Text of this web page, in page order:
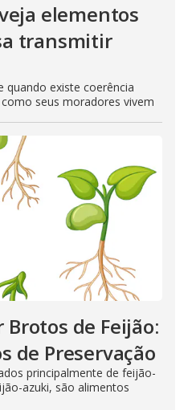
elementos
transmitir
quando existe coerência
seus moradores vivem
Brotos de Feijão:
de Preservação
principalmente de feijão-
azuki, são alimentos